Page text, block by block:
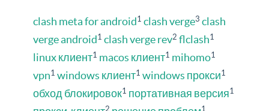
clash meta for android1 clash verge3 clash
verge android1 clash verge rev2 flclash1
linux клиент1 macos клиент1 mihomo1
vpn1 windows клиент1 windows прокси1
обход блокировок1 портативная версия1
2 1